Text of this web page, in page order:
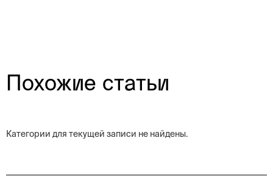
Похожие статьи
Категории для текущей записи не найдены.